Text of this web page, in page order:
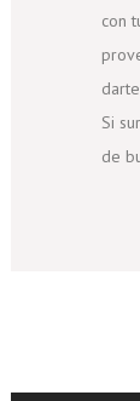
con
Si
de